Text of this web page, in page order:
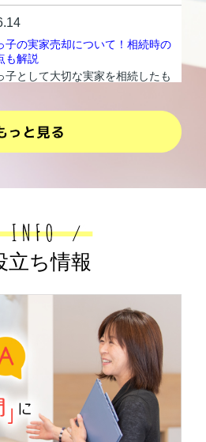
子の実家売却について！相続時の
も解説
子として大切な実家を相続したも
ではありませんか。誰も住まない
のまま放置してしまうと、固定資
修繕費といった...
を売却したいものの、どこへ相談
よいのかわからず、手続きの進め
っている方は多いのではないでし
。相談先を十分に見極めないまま
金の確認が後回...
て！種類や費用も解説
どの空き家を売却したいもの
続きがわからずにお困りではあ
方の名義のままだと、売却契約
時間の経過とともに権利関係が
立ち情報